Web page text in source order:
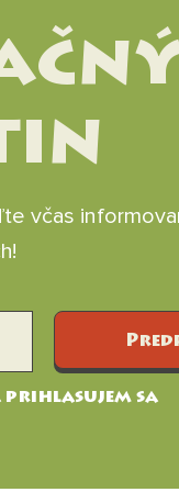
včas
prihlasujem sa